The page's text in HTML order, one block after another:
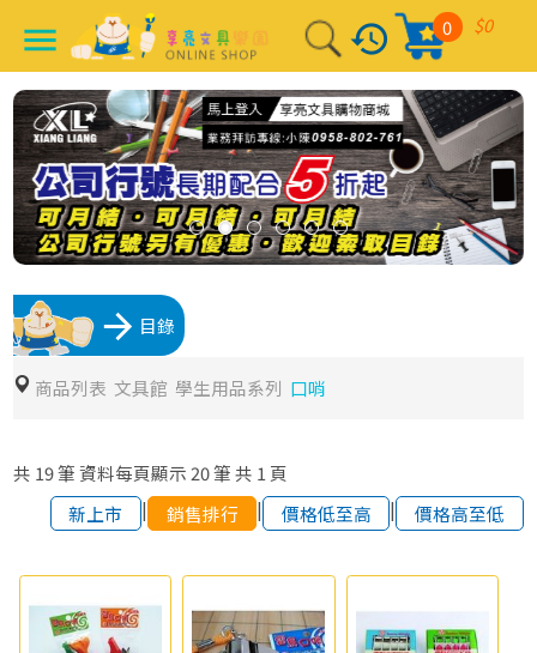
menu history $0
0
arrow_forward 目錄
商品列表 文具館 學生用品系列 口哨
共 19筆 資料每頁顯示 20筆 共 1頁
新上市
| 銷售排行 | 價格低至高 | 價格高至低